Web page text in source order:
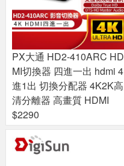
PX大通 HD2-410ARC HD
MI切換器 四進一出 hdmi 4
進1出 切換分配器 4K2K高
清分離器 高畫質 HDMI
$2290